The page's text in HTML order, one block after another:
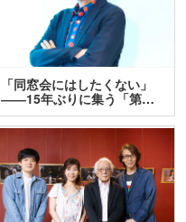
「同窓会にはしたくない」
――15年ぶりに集う「第…